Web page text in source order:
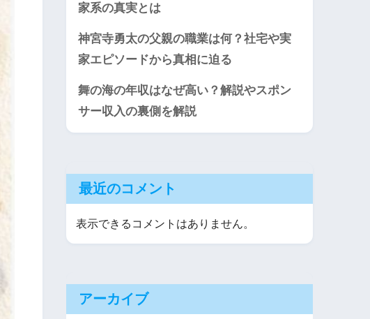
家系の真実とは
神宮寺勇太の父親の職業は何？社宅や実
家エピソードから真相に迫る
舞の海の年収はなぜ高い？解説やスポン
サー収入の裏側を解説
最近のコメント
表示できるコメントはありません。
アーカイブ